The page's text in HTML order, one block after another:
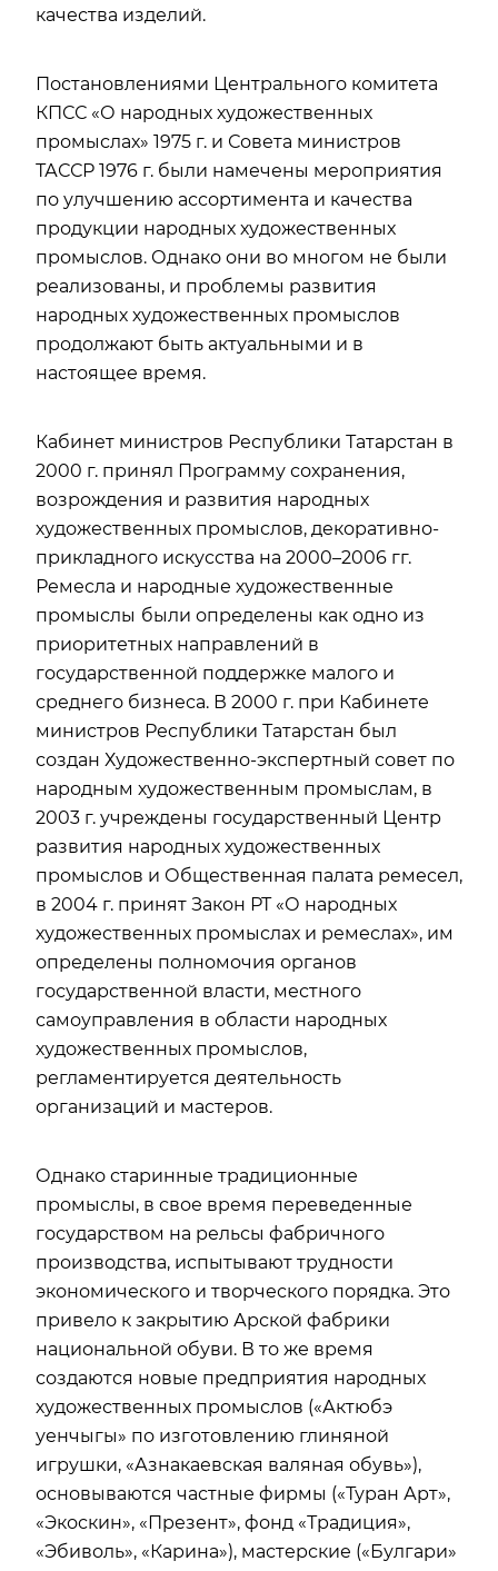
качества изделий.
Постановлениями Центрального комитета
КПСС «О народных художественных
промыслах» 1975 г. и Совета министров
ТАССР 1976 г. были намечены мероприятия
по улучшению ассортимента и качества
продукции народных художественных
промыслов. Однако они во многом не были
реализованы, и проблемы развития
народных художественных промыслов
продолжают быть актуальными и в
настоящее время.
Кабинет министров Республики Татарстан в
2000 г. принял Программу сохранения,
возрождения и развития народных
художественных промыслов, декоративно-
прикладного искусства на 2000–2006 гг.
Ремесла и народные художественные
промыслы были определены как одно из
приоритетных направлений в
государственной поддержке малого и
среднего бизнеса. В 2000 г. при Кабинете
министров Республики Татарстан был
создан Художественно-экспертный совет по
народным художественным промыслам, в
2003 г. учреждены государственный Центр
развития народных художественных
промыслов и Общественная палата ремесел,
в 2004 г. принят Закон РТ «О народных
художественных промыслах и ремеслах», им
определены полномочия органов
государственной власти, местного
самоуправления в области народных
художественных промыслов,
регламентируется деятельность
организаций и мастеров.
Однако старинные традиционные
промыслы, в свое время переведенные
государством на рельсы фабричного
производства, испытывают трудности
экономического и творческого порядка. Это
привело к закрытию Арской фабрики
национальной обуви. В то же время
создаются новые предприятия народных
художественных промыслов («Актюбэ
уенчыгы» по изготовлению глиняной
игрушки, «Азнакаевская валяная обувь»),
основываются частные фирмы («Туран Арт»,
«Экоскин», «Презент», фонд «Традиция»,
«Эбиволь», «Карина»), мастерские («Булгари»